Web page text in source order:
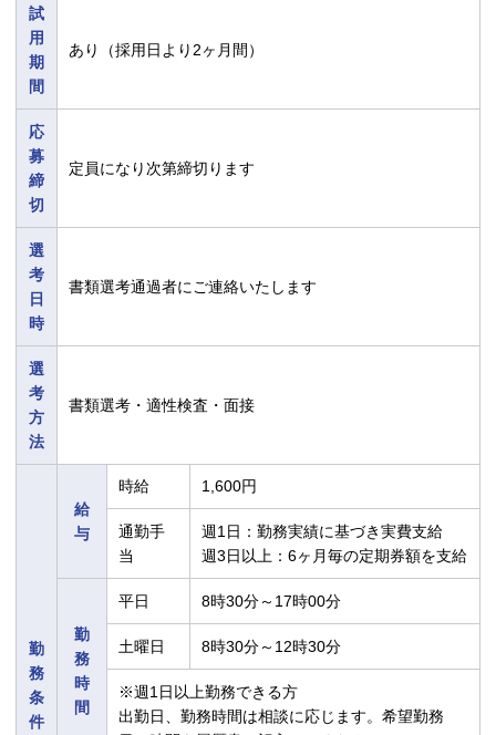
試
用
期
間
あり（採用日より2ヶ月間）
応
募
締
切
定員になり次第締切ります
選
考
日
時
書類選考通過者にご連絡いたします
選
考
方
法
書類選考・適性検査・面接
勤
務
条
件
給
与
時給 1,600円
通勤手
当
週1日：勤務実績に基づき実費支給
週3日以上：6ヶ月毎の定期券額を支給
勤
務
時
間
平日 8時30分～17時00分
土曜日 8時30分～12時30分
※週1日以上勤務できる方
出勤日、勤務時間は相談に応じます。希望勤務